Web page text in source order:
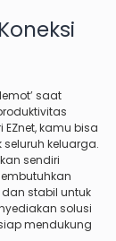
saat
EZnet, kamu bisa
keluarga.
sendiri
stabil untuk
solusi
mendukung